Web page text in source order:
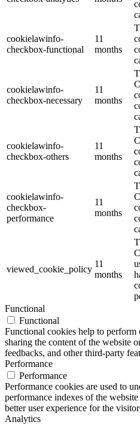
cookielawinfo-
checkbox-functional
11
months
cookielawinfo-
checkbox-necessary
11
months
cookielawinfo-
checkbox-others
11
months
cookielawinfo-
checkbox-
performance
11
months
viewed_cookie_policy
11
months
Functional
Functional
Functional cookies help to
sharing the content of the website
feedbacks, and other third-party
Performance
Performance
Performance cookies are used to
performance indexes of the
better user experience for the
Analytics